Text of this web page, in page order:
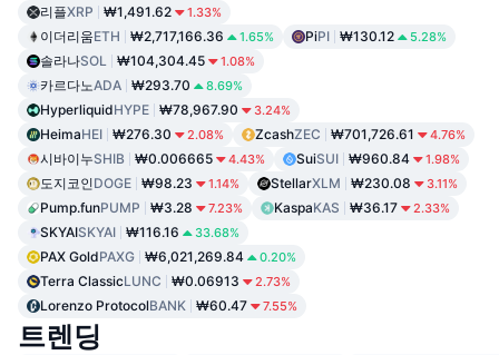
리플XRP ₩1,491.62 1.33%
이더리움ETH ₩2,717,166.36 1.65% PiPI ₩130.12 5.28%
솔라나SOL ₩104,304.45 1.08%
카르다노ADA ₩293.70 8.69%
HyperliquidHYPE ₩78,967.90 3.24%
HeimaHEI ₩276.30 2.08% ZcashZEC ₩701,726.61 4.76%
시바이누SHIB ₩0.006665 4.43% SuiSUI ₩960.84 1.98%
도지코인DOGE ₩98.23 1.14% StellarXLM ₩230.08 3.11%
Pump.funPUMP ₩3.28 7.23% KaspaKAS ₩36.17 2.33%
SKYAISKYAI ₩116.16 33.68%
PAX GoldPAXG ₩6,021,269.84 0.20%
Terra ClassicLUNC ₩0.06913 2.73%
Lorenzo ProtocolBANK ₩60.47 7.55%
트렌딩